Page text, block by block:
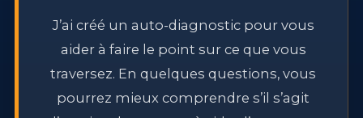
J’ai créé un auto-diagnostic pour vous
aider à faire le point sur ce que vous
traversez. En quelques questions, vous
pourrez mieux comprendre s’il s’agit